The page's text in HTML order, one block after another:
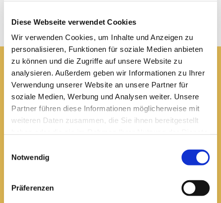
Diese Webseite verwendet Cookies
Wir verwenden Cookies, um Inhalte und Anzeigen zu
personalisieren, Funktionen für soziale Medien anbieten
zu können und die Zugriffe auf unsere Website zu
analysieren. Außerdem geben wir Informationen zu Ihrer
Verwendung unserer Website an unsere Partner für
soziale Medien, Werbung und Analysen weiter. Unsere
Partner führen diese Informationen möglicherweise mit
weiteren Daten zusammen, die Sie ihnen bereitgestellt
Notwendig
Präferenzen
Pfarrei St. Elisabeth Arnstadt
kath-kg-arnstadt@bistum-erfurt.de
Wachsenburgallee 16
03628 602285